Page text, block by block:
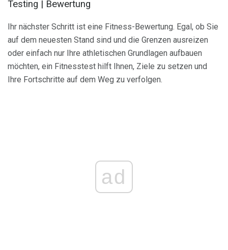
Testing | Bewertung
Ihr nächster Schritt ist eine Fitness-Bewertung. Egal, ob Sie
auf dem neuesten Stand sind und die Grenzen ausreizen
oder einfach nur Ihre athletischen Grundlagen aufbauen
möchten, ein Fitnesstest hilft Ihnen, Ziele zu setzen und
Ihre Fortschritte auf dem Weg zu verfolgen.
ad